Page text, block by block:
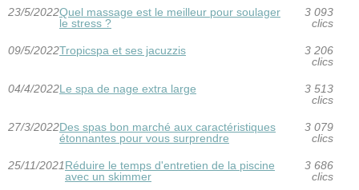
23/5/2022Quel massage est le meilleur pour soulager
le stress ?
3 093
clics
09/5/2022Tropicspa et ses jacuzzis
3 206
clics
04/4/2022Le spa de nage extra large
3 513
clics
27/3/2022Des spas bon marché aux caractéristiques
étonnantes pour vous surprendre
3 079
clics
25/11/2021Réduire le temps d'entretien de la piscine
avec un skimmer
3 686
clics